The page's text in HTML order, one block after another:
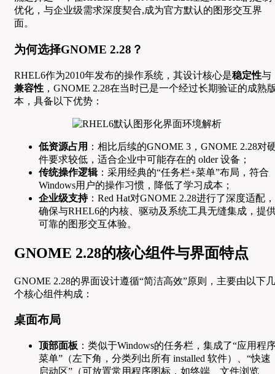
优化，与企业级需求深度契合,成为官方默认的图形交互界
面。
为何选择GNOME 2.28？
RHEL6作为2010年发布的操作系统，其设计核心是稳定性与
兼容性 ，GNOME 2.28在当时已是一个经过长期验证的成熟
本，具备以下优势：
低资源占用 ：相比后续的GNOME 3，GNOME 2.28对
件要求较低，适合企业中可能存在的 older 设备；
传统操作逻辑：采用经典的“任务栏+菜单”布局，符合
Windows用户的操作习惯，降低了学习成本；
企业级支持：Red Hat对GNOME 2.28进行了深度适配，
确保与RHEL6的内核、驱动及系统工具无缝集成，提
可靠的图形交互体验。
GNOME 2.28的核心组件与界面特点
GNOME 2.28的界面设计遵循“简洁高效”原则，主要由以下几
个核心组件构成：
桌面布局
顶部面板 ：类似于Windows的任务栏，集成了“应用程
菜单”（左下角，分类列出所有 installed 软件）、“快速
启动区”（可放置常用程序图标，如终端、文件浏览